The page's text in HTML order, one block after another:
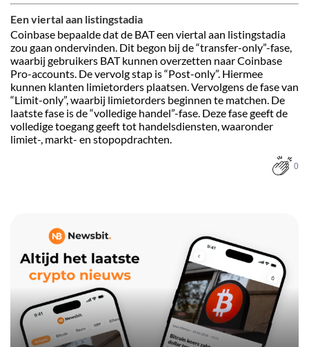
Een viertal aan listingstadia
Coinbase bepaalde dat de BAT een viertal aan listingstadia
zou gaan ondervinden. Dit begon bij de “transfer-only”-fase,
waarbij gebruikers BAT kunnen overzetten naar Coinbase
Pro-accounts. De vervolg stap is “Post-only”. Hiermee
kunnen klanten limietorders plaatsen. Vervolgens de fase van
“Limit-only”, waarbij limietorders beginnen te matchen. De
laatste fase is de “volledige handel”-fase. Deze fase geeft de
volledige toegang geeft tot handelsdiensten, waaronder
limiet-, markt- en stopopdrachten.
0